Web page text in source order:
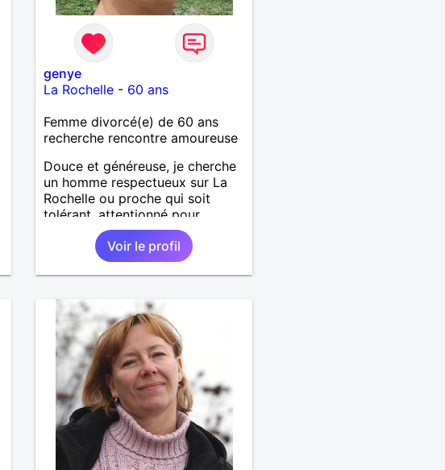
genye
La Rochelle - 60 ans
Femme divorcé(e) de 60 ans
recherche rencontre amoureuse
Douce et généreuse, je cherche
un homme respectueux sur La
Rochelle ou proche qui soit
tolérant, attentionné pour
profiter de la vie à deux.
Voir le profil